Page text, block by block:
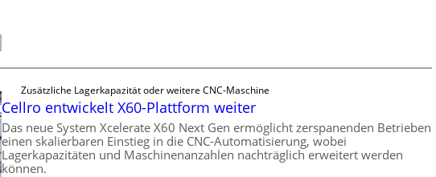
i
c
h
e
r
Zusätzliche Lagerkapazität oder weitere CNC-Maschine
Cellro entwickelt X60-Plattform weiter
Das neue System Xcelerate X60 Next Gen ermöglicht zerspanenden Betrieben
einen skalierbaren Einstieg in die CNC-Automatisierung, wobei
Lagerkapazitäten und Maschinenanzahlen nachträglich erweitert werden
können.